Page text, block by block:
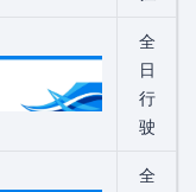
全
日
行
驶
全